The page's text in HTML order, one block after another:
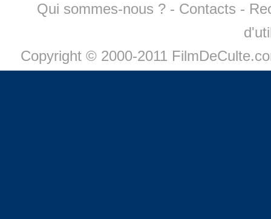
Qui sommes-nous ? - Contacts -
Copyright © 2000-2011